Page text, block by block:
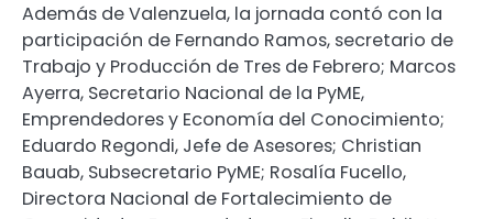
Además de Valenzuela, la jornada contó con la
participación de Fernando Ramos, secretario de
Trabajo y Producción de Tres de Febrero; Marcos
Ayerra, Secretario Nacional de la PyME,
Emprendedores y Economía del Conocimiento;
Eduardo Regondi, Jefe de Asesores; Christian
Bauab, Subsecretario PyME; Rosalía Fucello,
Directora Nacional de Fortalecimiento de